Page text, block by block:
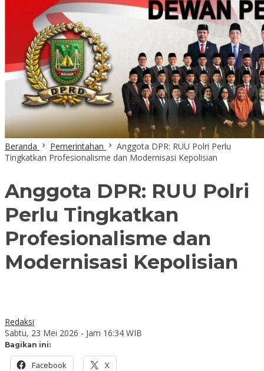
Beranda Pemerintahan
Anggota DPR: RUU Polri Perlu
Tingkatkan Profesionalisme dan Modernisasi Kepolisian
Anggota DPR: RUU Polri
Perlu Tingkatkan
Profesionalisme dan
Modernisasi Kepolisian
Redaksi
Sabtu, 23 Mei 2026 - Jam 16:34 WIB
Bagikan ini:
Facebook X